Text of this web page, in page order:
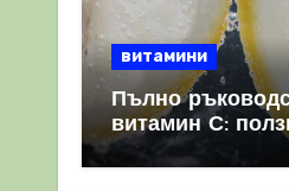
витамини
Пълно
витамин С:
източници и
важен за